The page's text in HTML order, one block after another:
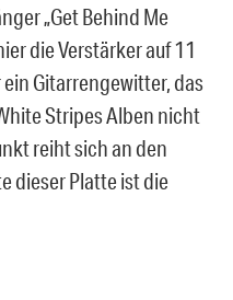
„Get Behind Me
die Verstärker auf 11
Gitarrengewitter, das
Stripes Alben nicht
reiht sich an den
dieser Platte ist die